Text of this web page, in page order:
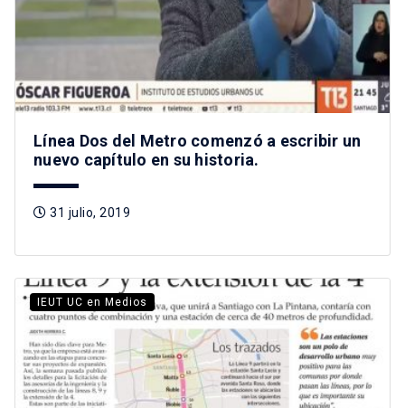
Línea Dos del Metro comenzó a escribir un
nuevo capítulo en su historia.
31 julio, 2019
IEUT UC en Medios